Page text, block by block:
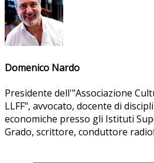
Domenico Nardo
Presidente dell'"Associazione
LLFF", avvocato, docente di
economiche presso gli Istituti
Grado, scrittore, conduttore